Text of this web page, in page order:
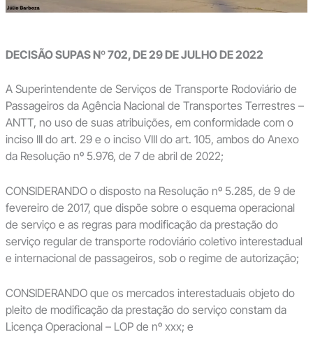
DECISÃO SUPAS Nº 702, DE 29 DE JULHO DE 2022
A Superintendente de Serviços de Transporte Rodoviário de
Passageiros da Agência Nacional de Transportes Terrestres –
ANTT, no uso de suas atribuições, em conformidade com o
inciso III do art. 29 e o inciso VIII do art. 105, ambos do Anexo
da Resolução nº 5.976, de 7 de abril de 2022;
CONSIDERANDO o disposto na Resolução nº 5.285, de 9 de
fevereiro de 2017, que dispõe sobre o esquema operacional
de serviço e as regras para modificação da prestação do
serviço regular de transporte rodoviário coletivo interestadual
e internacional de passageiros, sob o regime de autorização;
CONSIDERANDO que os mercados interestaduais objeto do
pleito de modificação da prestação do serviço constam da
Licença Operacional – LOP de nº xxx; e